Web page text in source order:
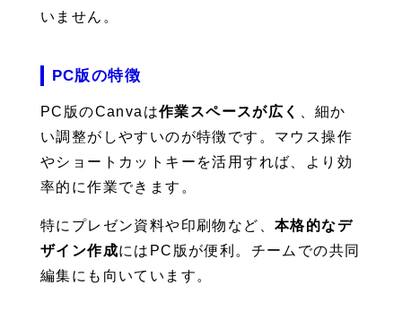
いません。
PC版の特徴
PC版のCanvaは作業スペースが広く
、細か
い調整がしやすいのが特徴です。マウス操作
やショートカットキーを活用すれば、より効
率的に作業できます。
特にプレゼン資料や印刷物など、 本格的なデ
ザイン作成にはPC版が便利。チームでの共同
編集にも向いています。